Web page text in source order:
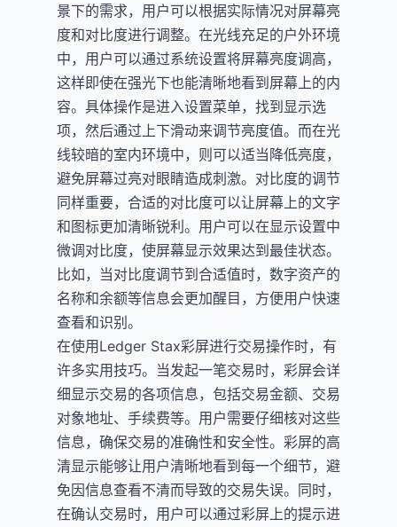
景下的需求，用户可以根据实际情况对屏幕亮
度和对比度进行调整。在光线充足的户外环境
中，用户可以通过系统设置将屏幕亮度调高，
这样即使在强光下也能清晰地看到屏幕上的内
容。具体操作是进入设置菜单，找到显示选
项，然后通过上下滑动来调节亮度值。而在光
线较暗的室内环境中，则可以适当降低亮度，
避免屏幕过亮对眼睛造成刺激。对比度的调节
同样重要，合适的对比度可以让屏幕上的文字
和图标更加清晰锐利。用户可以在显示设置中
微调对比度，使屏幕显示效果达到最佳状态。
比如，当对比度调节到合适值时，数字资产的
名称和余额等信息会更加醒目，方便用户快速
查看和识别。
在使用Ledger Stax彩屏进行交易操作时，有
许多实用技巧。当发起一笔交易时，彩屏会详
细显示交易的各项信息，包括交易金额、交易
对象地址、手续费等。用户需要仔细核对这些
信息，确保交易的准确性和安全性。彩屏的高
清显示能够让用户清晰地看到每一个细节，避
免因信息查看不清而导致的交易失误。同时，
在确认交易时，用户可以通过彩屏上的提示进